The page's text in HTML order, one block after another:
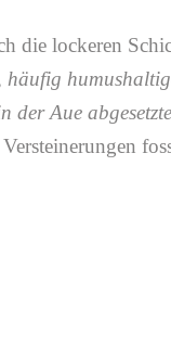
die lockeren
häufig
der Aue